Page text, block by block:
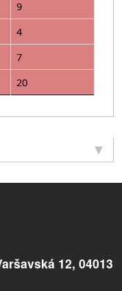
9
4
7
20
12, 04013